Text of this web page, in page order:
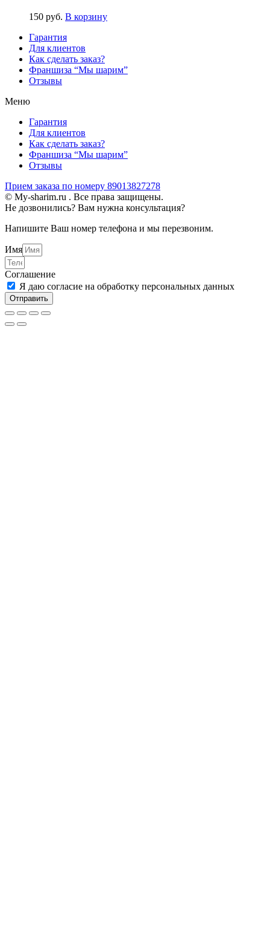
150 руб. В корзину
Гарантия
Для клиентов
Как сделать заказ?
Франшиза “Мы шарим”
Отзывы
Меню
Гарантия
Для клиентов
Как сделать заказ?
Франшиза “Мы шарим”
Отзывы
Прием заказа по номеру 89013827278
© My-sharim.ru . Все права защищены.
Не дозвонились? Вам нужна консультация?
Напишите Ваш номер телефона и мы перезвоним.
Имя
Соглашение
Я даю согласие на обработку персональных данных
Отправить